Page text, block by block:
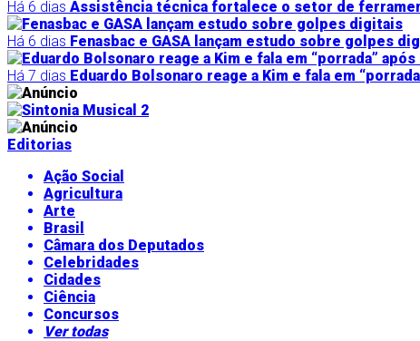
Há 6 dias Assistência técnica fortalece o setor de
Há 6 dias Fenasbac e GASA lançam estudo sobre golpes
Há 7 dias Eduardo Bolsonaro reage a Kim e fala em
Editorias
Ação Social
Agricultura
Arte
Brasil
Câmara dos Deputados
Celebridades
Cidades
Ciência
Concursos
Ver todas